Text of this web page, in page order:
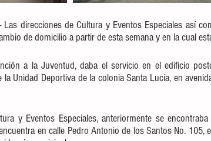
Las direcciones de Cultura y Eventos Especiales así
de domicilio a partir de esta semana y en la cual
a la Juventud, daba el servicio en el edificio
Unidad Deportiva de la colonia Santa Lucía, en
y Eventos Especiales, anteriormente se
en calle Pedro Antonio de los Santos No. 105,